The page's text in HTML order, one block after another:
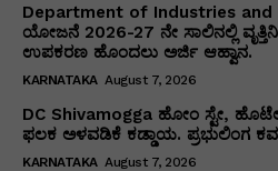
Department of Industries
ಯೋಜನೆ 2026-27 ನೇ ಸಾಲಿನಲ್ಲಿ
ಉಪಕರಣ ಹೊಂದಲು ಅರ್ಜಿ ಆಹ್ವಾನ.
KARNATAKA August 7, 2026
DC Shivamogga ಹೋಂ ಸ್ಟೇ,
ಫಲಕ ಅಳವಡಿಕೆ ಕಡ್ಡಾಯ. ಪ್ರಭುಲಿಂಗ
KARNATAKA August 7, 2026